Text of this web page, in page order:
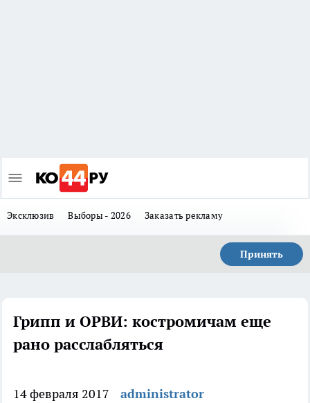
Эксклюзив Выборы - 2026 Заказать рекламу
Принять
Грипп и ОРВИ: костромичам еще
рано расслабляться
14 февраля 2017
administrator